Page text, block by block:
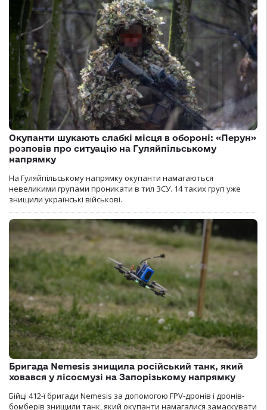
Окупанти шукають слабкі місця в обороні: «Перун»
розповів про ситуацію на Гуляйпільському
напрямку
На Гуляйпільському напрямку окупанти намагаються
невеликими групами проникати в тил ЗСУ. 14 таких груп уже
знищили українські військові.
Бригада Nemesis знищила російський танк, який
ховався у лісосмузі на Запорізькому напрямку
Бійці 412-ї бригади Nemesis за допомогою FPV-дронів і дронів-
бомберів знищили танк, який окупанти намагалися замаскувати